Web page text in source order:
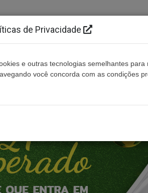
Ouça ao vivo
de Privacidade
e outras tecnologias semelhantes para
você concorda com as condições